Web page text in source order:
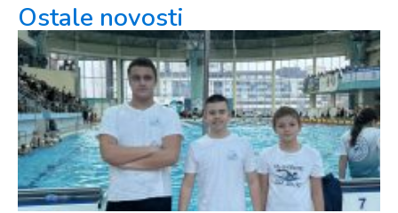
Ostale novosti